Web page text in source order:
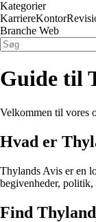
Kategorier
KarriereKontor
Branche Web
Guide til
Velkommen til vores
Hvad er
Thylands Avis er en
begivenheder, politik,
Find